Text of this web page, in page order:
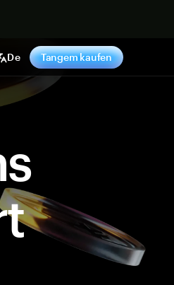
De Tangem kaufen